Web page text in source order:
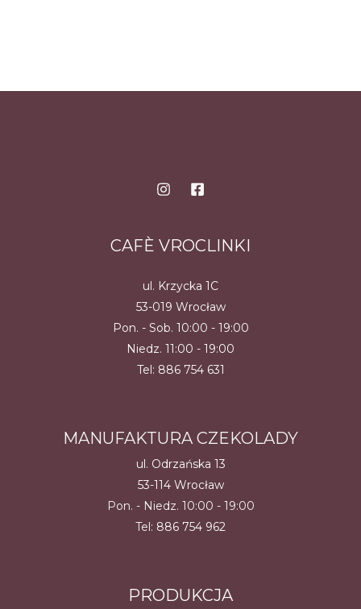
można
można
CAFÈ VROCLINKI
ul. Krzycka 1C
53-019 Wrocław
Pon. - Sob. 10:00 - 19:00
Niedz. 11:00 - 19:00
Tel: 886 754 631
MANUFAKTURA CZEKOLADY
ul. Odrzańska 13
53-114 Wrocław
Pon. - Niedz. 10:00 - 19:00
Tel: 886 754 962
PRODUKCJA